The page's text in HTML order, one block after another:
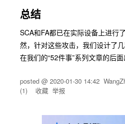
总结
SCA和FA都已在实际设备上进行
然，针对这些攻击，我们设计了
在我们的“52件事”系列文章的后面
posted @ 2020-01-30 14:42
(1) 收藏 举报